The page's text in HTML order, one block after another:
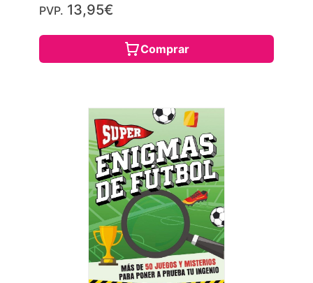
PVP. 13,95€
Comprar